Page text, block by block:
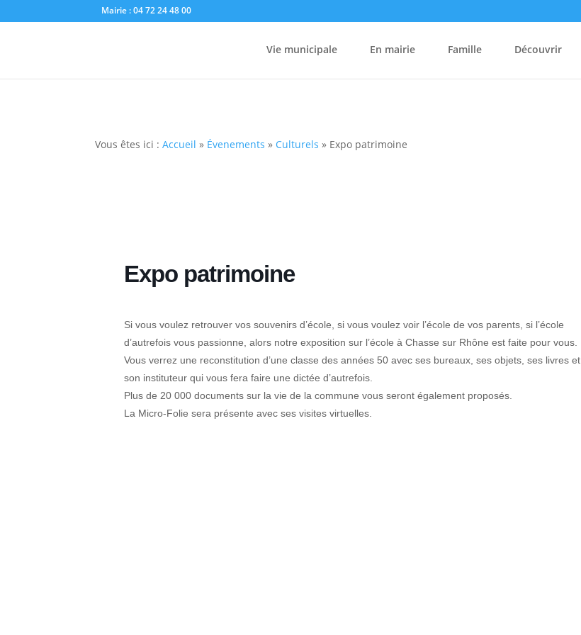
Mairie : 04 72 24 48 00
Vie municipale En mairie Famille Découvrir
Vous êtes ici :Accueil » Évenements » Culturels » Expo patrimoine
Expo patrimoine
Si vous voulez retrouver vos souvenirs d’école, si vous voulez voir l’école de vos parents, si l’école
d’autrefois vous passionne, alors notre exposition sur l’école à Chasse sur Rhône est faite pour vous.
Vous verrez une reconstitution d’une classe des années 50 avec ses bureaux, ses objets, ses livres et
son instituteur qui vous fera faire une dictée d’autrefois.
Plus de 20 000 documents sur la vie de la commune vous seront également proposés.
La Micro-Folie sera présente avec ses visites virtuelles.